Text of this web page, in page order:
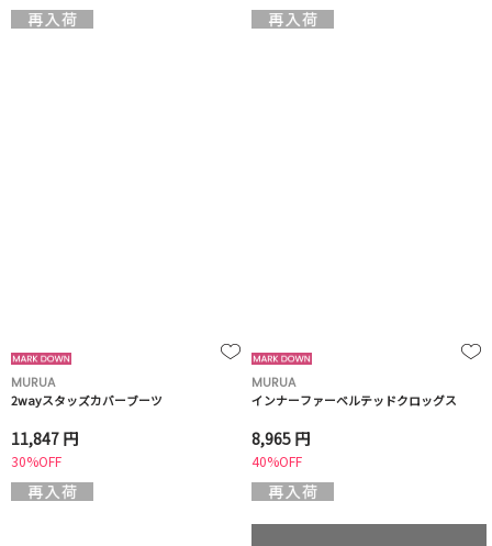
MURUA
2wayスタッズカバーブーツ
11,847 円
30%OFF
MURUA
インナーファーベルテッドクロッグス
8,965 円
40%OFF